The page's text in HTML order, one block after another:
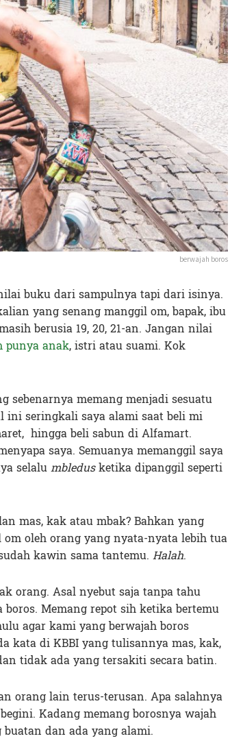
berwajah boros
buku dari sampulnya tapi dari isinya.
yang senang manggil om, bapak, ibu
berusia 19, 20, 21-an. Jangan nilai
punya anak, istri atau suami. Kok
sebenarnya memang menjadi sesuatu
ini seringkali saya alami saat beli mi
hingga beli sabun di Alfamart.
saya. Semuanya memanggil saya
selalumbledusketika dipanggil seperti
mas, kak atau mbak? Bahkan yang
oleh orang yang nyata-nyata lebih tua
kawin sama tantemu. Halah.
orang. Asal nyebut saja tanpa tahu
Memang repot sih ketika bertemu
agar kami yang berwajah boros
kata di KBBI yang tulisannya mas, kak,
tidak ada yang tersakiti secara batin.
orang lain terus-terusan. Apa salahnya
Kadang memang borosnya wajah
dan ada yang alami.